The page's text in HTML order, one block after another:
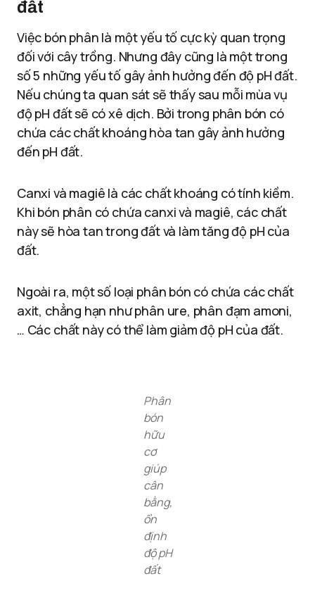
đất
Việc bón phân là một yếu tố cực kỳ quan trọng
đối với cây trồng. Nhưng đây cũng là một trong
số 5 những yếu tố gây ảnh hưởng đến độ pH đất.
Nếu chúng ta quan sát sẽ thấy sau mỗi mùa vụ
độ pH đất sẽ có xê dịch. Bởi trong phân bón có
chứa các chất khoáng hòa tan gây ảnh hưởng
đến pH đất.
Canxi và magiê là các chất khoáng có tính kiềm.
Khi bón phân có chứa canxi và magiê, các chất
này sẽ hòa tan trong đất và làm tăng độ pH của
đất.
Ngoài ra, một số loại phân bón có chứa các chất
axit, chẳng hạn như phân ure, phân đạm amoni,
… Các chất này có thể làm giảm độ pH của đất.
Phân
bón
hữu
cơ
giúp
cân
bằng,
ổn
định
độ pH
đất